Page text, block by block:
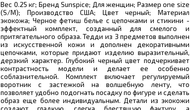
Вес 0.25 кг; Бренд Sunspice; Для женщин; Размер one size
(S/M); Производство США; Цвет черный; Материал
экокожа; Черное фетиш белье с цепочками и стикини -
эффектный комплект, созданный для смелого и
притягательного образа. Тедди из 3 предметов выполнен
из искусственной кожи и дополнен декоративными
цепочками, которые придают изделию выразительный,
дерзкий характер. Глубокий черный цвет подчеркивает
контрастность модели и делает ее особенно
соблазнительной. Комплект включает регулируемый
воротник с застежкой на волшебную ленту, что
позволяет удобно подогнать посадку по фигуре и сделать
образ еще более индивидуальным. Детали из экокожи